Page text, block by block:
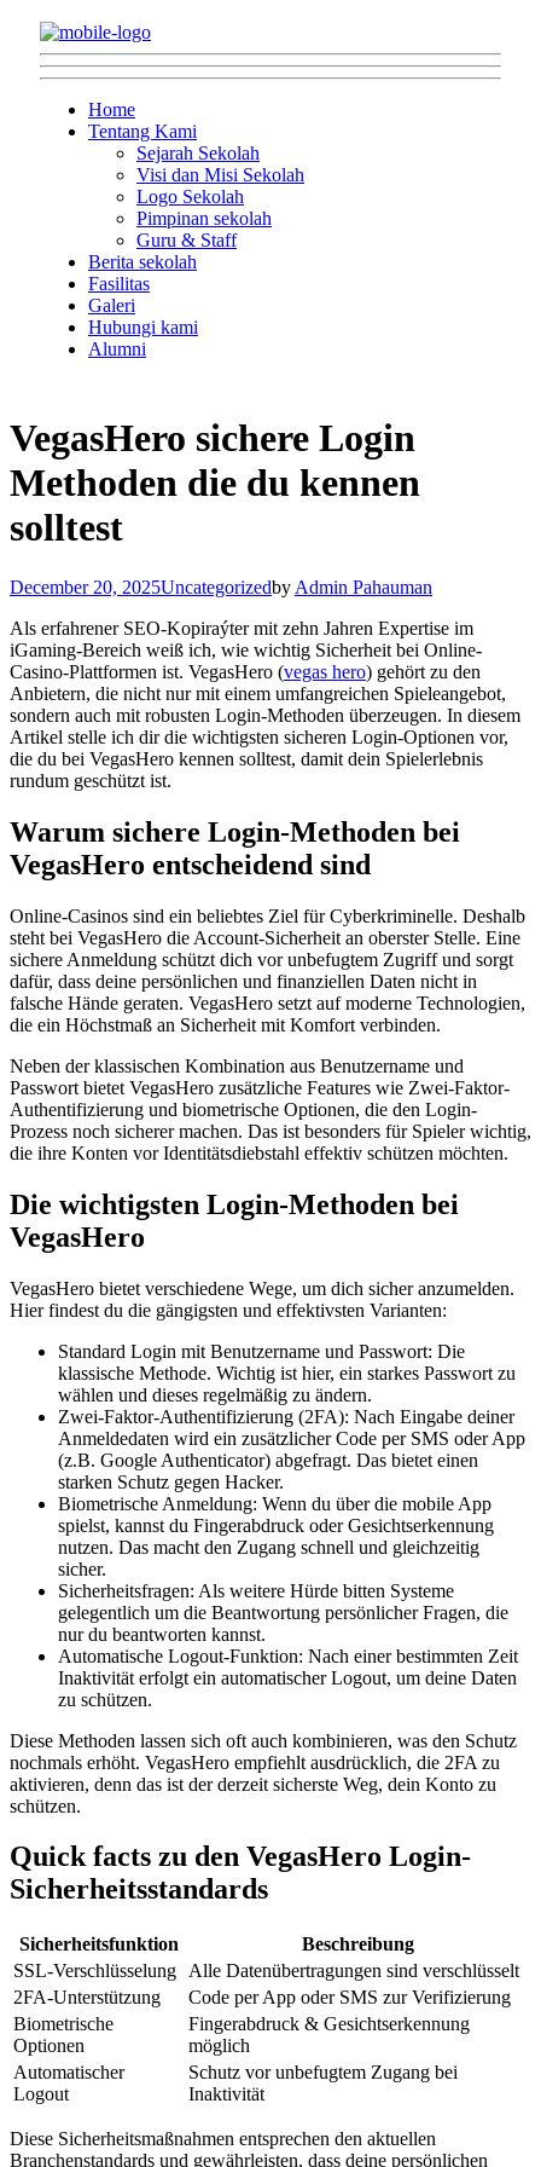
Home
Tentang Kami
Sejarah Sekolah
Visi dan Misi Sekolah
Logo Sekolah
Pimpinan sekolah
Guru & Staff
Berita sekolah
Fasilitas
Galeri
Hubungi kami
Alumni
VegasHero sichere Login
Methoden die du kennen
solltest
December 20, 2025Uncategorizedby Admin Pahauman
Als erfahrener SEO-Kopiraýter mit zehn Jahren Expertise im
iGaming-Bereich weiß ich, wie wichtig Sicherheit bei Online-
Casino-Plattformen ist. VegasHero (vegas hero) gehört zu den
Anbietern, die nicht nur mit einem umfangreichen Spieleangebot,
sondern auch mit robusten Login-Methoden überzeugen. In diesem
Artikel stelle ich dir die wichtigsten sicheren Login-Optionen vor,
die du bei VegasHero kennen solltest, damit dein Spielerlebnis
rundum geschützt ist.
Warum sichere Login-Methoden bei
VegasHero entscheidend sind
Online-Casinos sind ein beliebtes Ziel für Cyberkriminelle. Deshalb
steht bei VegasHero die Account-Sicherheit an oberster Stelle. Eine
sichere Anmeldung schützt dich vor unbefugtem Zugriff und sorgt
dafür, dass deine persönlichen und finanziellen Daten nicht in
falsche Hände geraten. VegasHero setzt auf moderne Technologien,
die ein Höchstmaß an Sicherheit mit Komfort verbinden.
Neben der klassischen Kombination aus Benutzername und
Passwort bietet VegasHero zusätzliche Features wie Zwei-Faktor-
Authentifizierung und biometrische Optionen, die den Login-
Prozess noch sicherer machen. Das ist besonders für Spieler wichtig,
die ihre Konten vor Identitätsdiebstahl effektiv schützen möchten.
Die wichtigsten Login-Methoden bei
VegasHero
VegasHero bietet verschiedene Wege, um dich sicher anzumelden.
Hier findest du die gängigsten und effektivsten Varianten:
Standard Login mit Benutzername und Passwort: Die
klassische Methode. Wichtig ist hier, ein starkes Passwort zu
wählen und dieses regelmäßig zu ändern.
Zwei-Faktor-Authentifizierung (2FA): Nach Eingabe deiner
Anmeldedaten wird ein zusätzlicher Code per SMS oder App
(z.B. Google Authenticator) abgefragt. Das bietet einen
starken Schutz gegen Hacker.
Biometrische Anmeldung: Wenn du über die mobile App
spielst, kannst du Fingerabdruck oder Gesichtserkennung
nutzen. Das macht den Zugang schnell und gleichzeitig
sicher.
Sicherheitsfragen: Als weitere Hürde bitten Systeme
gelegentlich um die Beantwortung persönlicher Fragen, die
nur du beantworten kannst.
Automatische Logout-Funktion: Nach einer bestimmten Zeit
Inaktivität erfolgt ein automatischer Logout, um deine Daten
zu schützen.
Diese Methoden lassen sich oft auch kombinieren, was den Schutz
nochmals erhöht. VegasHero empfiehlt ausdrücklich, die 2FA zu
aktivieren, denn das ist der derzeit sicherste Weg, dein Konto zu
schützen.
Quick facts zu den VegasHero Login-
Sicherheitsstandards
Sicherheitsfunktion
Beschreibung
SSL-Verschlüsselung
Alle Datenübertragungen sind verschlüsselt
2FA-Unterstützung
Code per App oder SMS zur Verifizierung
Biometrische
Optionen
Fingerabdruck & Gesichtserkennung
möglich
Automatischer
Logout
Schutz vor unbefugtem Zugang bei
Inaktivität
Diese Sicherheitsmaßnahmen entsprechen den aktuellen
Branchenstandards und gewährleisten, dass deine persönlichen